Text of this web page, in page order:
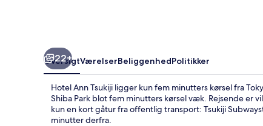
22+
OversigtVærelserBeliggenhedPolitikker
Hotel Ann Tsukiji ligger kun fem minutters kørsel fra
Shiba Park blot fem minutters kørsel væk. Rejsende
kun en kort gåtur fra offentlig transport: Tsukiji
minutter derfra.